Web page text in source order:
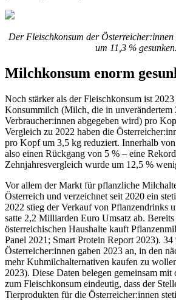
Der Fleischkonsum der Österreicher:innen
um 11,3 % gesunken.
Milchkonsum enorm
Noch stärker als der Fleischkonsum ist
Konsummilch (Milch, die in unverändertem
Verbraucher:innen abgegeben wird) pro
Vergleich zu 2022 haben die
pro Kopf um 3,5 kg reduziert. Innerhalb von
also einen Rückgang von 5 % – eine
Zehnjahresvergleich wurde um 12,5 %
Vor allem der Markt für pflanzliche
Österreich und verzeichnet seit 2020 ein
2022 stieg der Verkauf von Pflanzendrinks
satte 2,2 Milliarden Euro Umsatz ab.
österreichischen Haushalte kauft
Panel 2021; Smart Protein Report 2023). 34
Österreicher:innen gaben 2023 an, in den
mehr Kuhmilchalternativen kaufen zu
2023). Diese Daten belegen gemeinsam mit
zum Fleischkonsum eindeutig, dass der
Tierprodukten für die Österreicher:innen